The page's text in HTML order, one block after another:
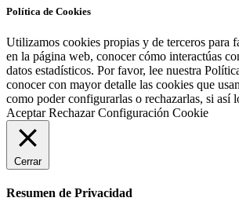
Política de Cookies
Utilizamos cookies propias y de terceros para
en la página web, conocer cómo interactúas
datos estadísticos. Por favor, lee nuestra
conocer con mayor detalle las cookies que
como poder configurarlas o rechazarlas, si así
Aceptar Rechazar Configuración Cookie
Cerrar
Resumen de Privacidad